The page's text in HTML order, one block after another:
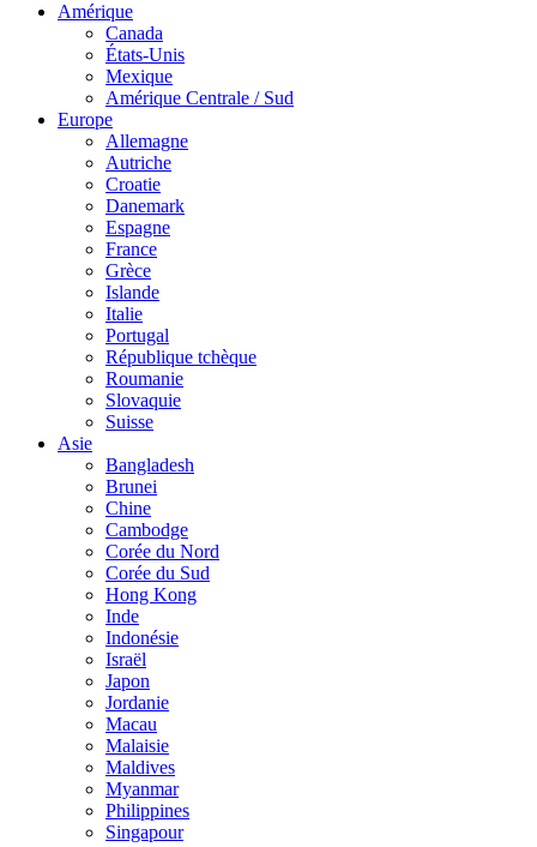
Amérique
Canada
États-Unis
Mexique
Amérique Centrale / Sud
Europe
Allemagne
Autriche
Croatie
Danemark
Espagne
France
Grèce
Islande
Italie
Portugal
République tchèque
Roumanie
Slovaquie
Suisse
Asie
Bangladesh
Brunei
Chine
Cambodge
Corée du Nord
Corée du Sud
Hong Kong
Inde
Indonésie
Israël
Japon
Jordanie
Macau
Malaisie
Maldives
Myanmar
Philippines
Singapour